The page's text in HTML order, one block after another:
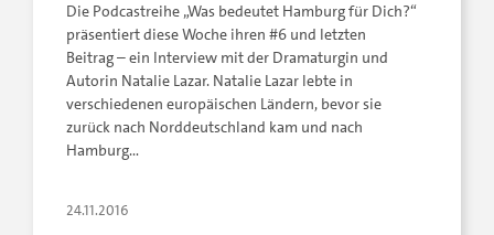
Die Podcastreihe „Was bedeutet Hamburg für Dich?“
präsentiert diese Woche ihren #6 und letzten
Beitrag – ein Interview mit der Dramaturgin und
Autorin Natalie Lazar. Natalie Lazar lebte in
verschiedenen europäischen Ländern, bevor sie
zurück nach Norddeutschland kam und nach
Hamburg…
24.11.2016